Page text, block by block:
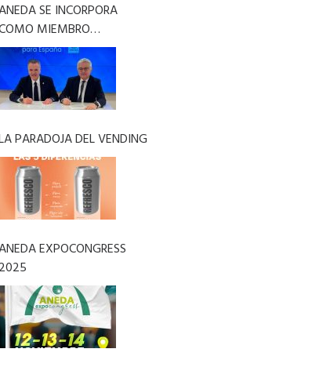
SE INCORPORA
MIEMBRO
A LA
SDDR ESPAÑA
PARADOJA DEL VENDING
EXPOCONGRESS
2025